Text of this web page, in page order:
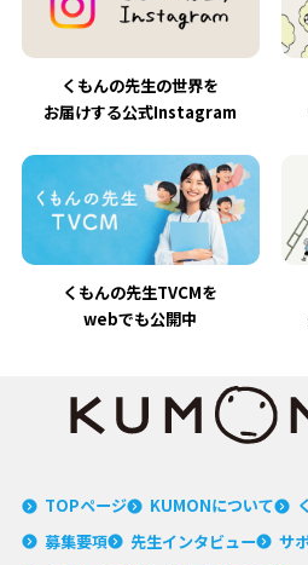
くもんの先生の世界を
お届けする公式Instagram
くもんの先生TVCMを
webでも公開中
TOPページ KUMONについて
募集要項
先生インタビュー
サ